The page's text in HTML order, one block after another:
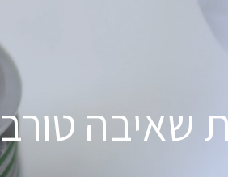
שאיבה